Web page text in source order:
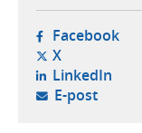
Facebook-
X- öppnas i
LinkedIn-
E-post-